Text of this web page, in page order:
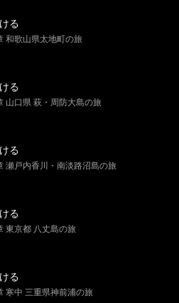
る
和歌山県太地町の旅
る
山口県 萩・周防大島の旅
る
瀬戸内香川・南淡路沼島の旅
る
東京都 八丈島の旅
る
寒中 三重県神前浦の旅